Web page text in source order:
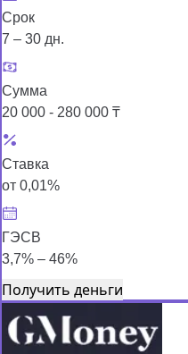
Срок
7 – 30 дн.
Сумма
20 000 - 280 000 ₸
Ставка
от 0,01%
ГЭСВ
3,7% – 46%
Получить деньги